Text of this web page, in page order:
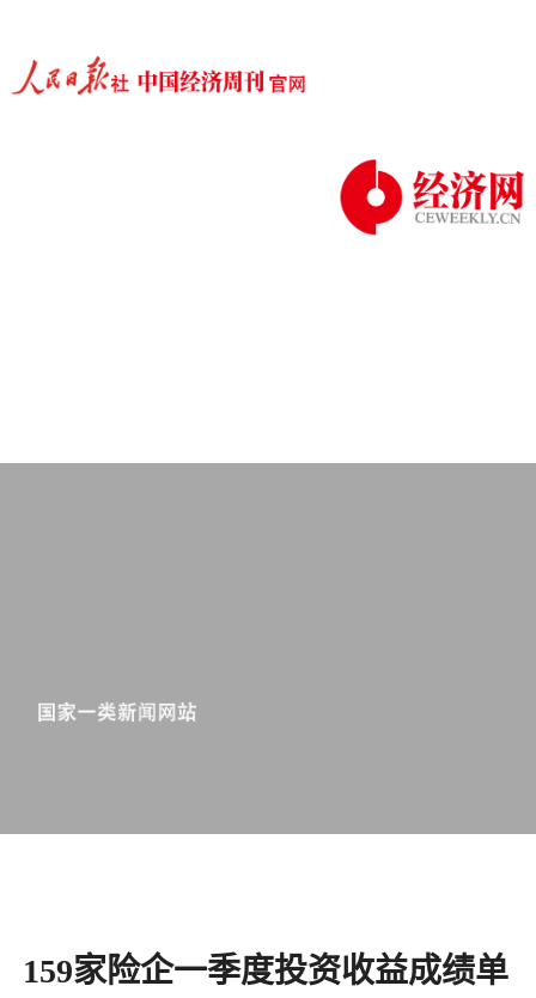
159家险企一季度投资收益成绩单